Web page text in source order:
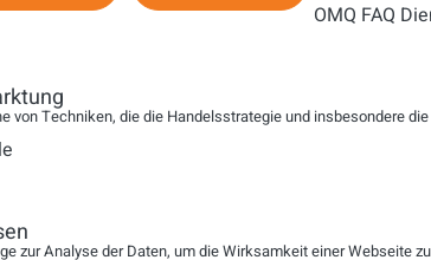
OMQ FAQ
von Techniken, die die Handelsstrategie und insbesondere
zur Analyse der Daten, um die Wirksamkeit einer Webseite